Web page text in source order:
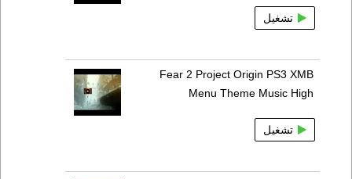
تشغيل
Fear 2 Project Origin PS3 XMB
Menu Theme Music High
تشغيل